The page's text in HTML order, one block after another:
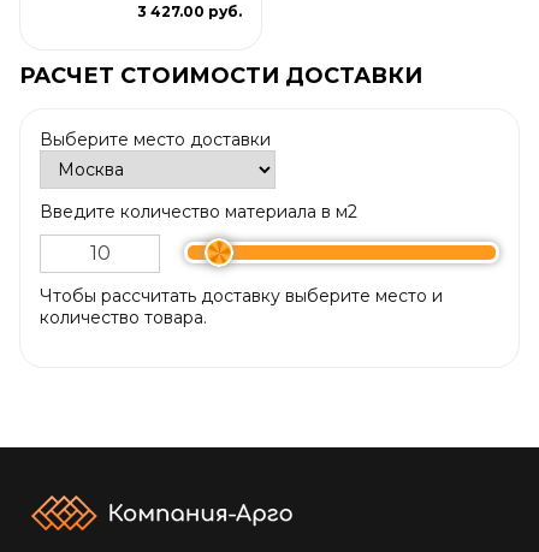
3 427.00 руб.
РАСЧЕТ СТОИМОСТИ ДОСТАВКИ
Выберите место доставки
Введите количество материала в м2
Чтобы рассчитать доставку выберите место и
количество товара.